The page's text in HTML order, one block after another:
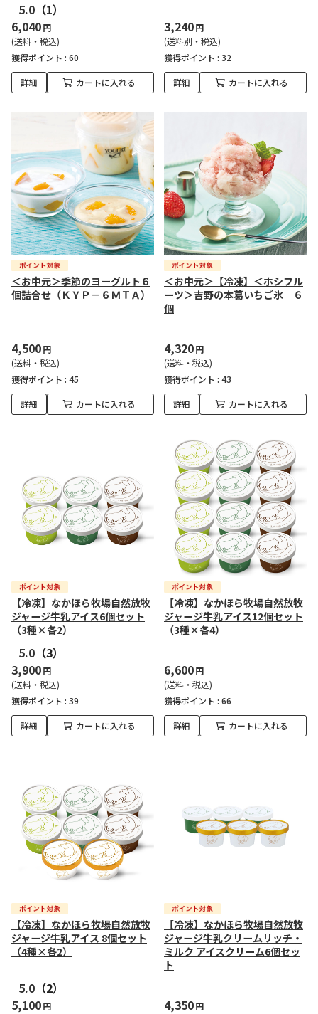
5.0 （1）
6,040円
(送料・税込)
獲得ポイント : 60
詳細 カートに入れる
3,240円
(送料別・税込)
獲得ポイント : 32
詳細 カートに入れる
＜お中元＞季節のヨーグルト６
個詰合せ（ＫＹＰ－６ＭＴＡ）
4,500円
(送料・税込)
獲得ポイント : 45
詳細 カートに入れる
＜お中元＞【冷凍】＜ホシフル
ーツ＞吉野の本葛いちご氷 ６
個
4,320円
(送料・税込)
獲得ポイント : 43
詳細 カートに入れる
【冷凍】なかほら牧場自然放牧
ジャージ牛乳アイス6個セット
（3種×各2）
5.0 （3）
3,900円
(送料・税込)
獲得ポイント : 39
詳細 カートに入れる
【冷凍】なかほら牧場自然放牧
ジャージ牛乳アイス12個セット
（3種×各4）
6,600円
(送料・税込)
獲得ポイント : 66
詳細 カートに入れる
【冷凍】なかほら牧場自然放牧
ジャージ牛乳アイス 8個セット
（4種×各2）
5.0 （2）
5,100円
【冷凍】なかほら牧場自然放牧
ジャージ牛乳クリームリッチ・
ミルク アイスクリーム6個セッ
ト
4,350円